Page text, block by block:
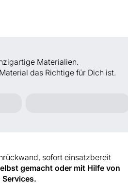
Materialien.
das Richtige für Dich ist.
Super Solid Glass -
sofort einsatzbereit
gemacht oder mit Hilfe von
Services.